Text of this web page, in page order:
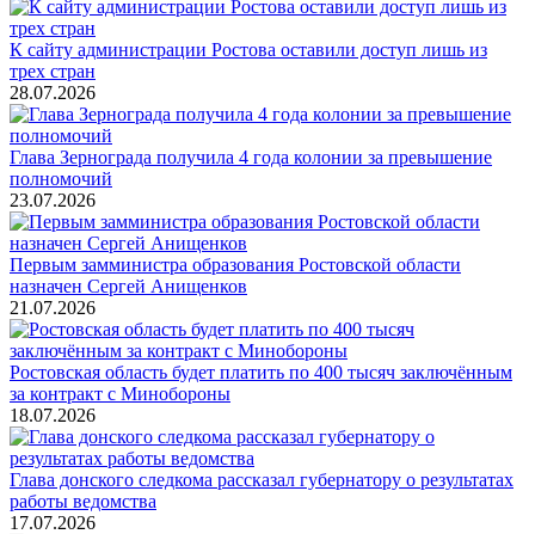
К сайту администрации Ростова оставили доступ лишь из
трех стран
28.07.2026
Глава Зернограда получила 4 года колонии за превышение
полномочий
23.07.2026
Первым замминистра образования Ростовской области
назначен Сергей Анищенков
21.07.2026
Ростовская область будет платить по 400 тысяч заключённым
за контракт с Минобороны
18.07.2026
Глава донского следкома рассказал губернатору о результатах
работы ведомства
17.07.2026